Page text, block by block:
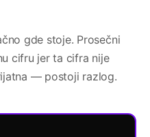
gde stoje. Prosečni
cifru jer ta cifra nije
— postoji razlog.